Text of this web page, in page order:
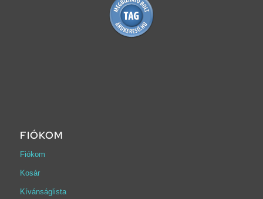
FIÓKOM
Fiókom
Kosár
Kívánságlista